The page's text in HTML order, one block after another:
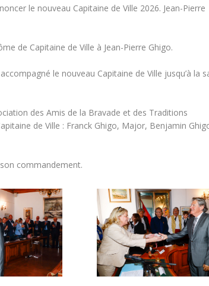
le nouveau Capitaine de Ville 2026. Jean-Pierre
de Capitaine de Ville à Jean-Pierre Ghigo.
le nouveau Capitaine de Ville jusqu’à la
des Amis de la Bravade et des Traditions
de Ville : Franck Ghigo, Major, Benjamin
commandement.